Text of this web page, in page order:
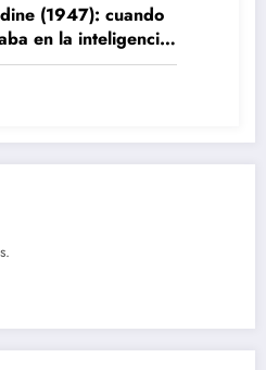
(1947): cuando
en la inteligencia